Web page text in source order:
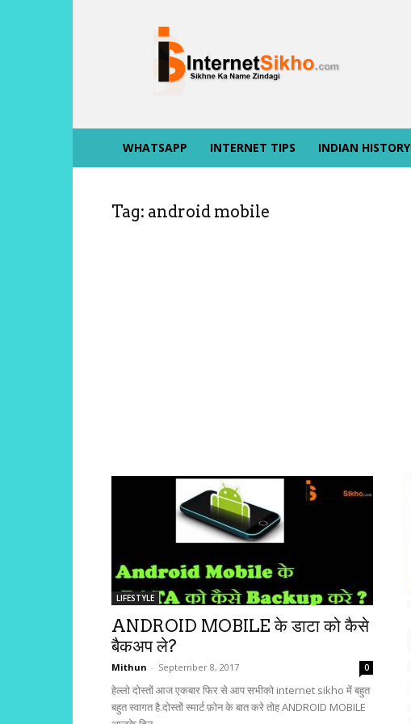
INTERNET
SIKHO
WHATSAPP INTERNET TIPS INDIAN HISTORY
Tag: android mobile
LIFESTYLE
ANDROID MOBILE के डाटा को कैसे
बैकअप ले?
Mithun - September 8, 2017 0
हेल्लो दोस्तों आज एकबार फिर से आप सभीको internet sikho में बहुत
बहुत स्वागत है.दोस्तों स्मार्ट फ़ोन के बात करे तोह ANDROID MOBILE